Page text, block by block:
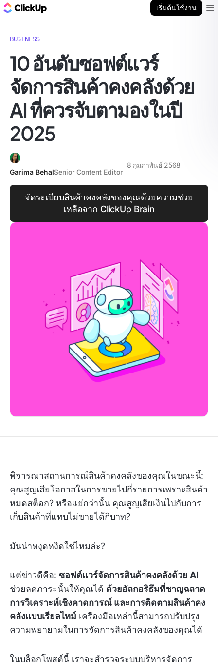
เริ่มต้นใช้งาน
BUSINESS
10 อันดับซอฟต์แวร์
จัดการสินค้าคงคลังด้วย
AI ที่ควรจับตามองในปี
2025
Garima BehalSenior Content Editor
8 กุมภาพันธ์ 2568
จัดระเบียบสินค้าคงคลังของคุณด้วยความช่วย
เหลือจาก ClickUp Brain
พิจารณาสถานการณ์สินค้าคงคลังของคุณในขณะนี้:
คุณสูญเสียโอกาสในการขายไปกี่รายการเพราะสินค้า
หมดสต็อก? หรือแย่กว่านั้น คุณสูญเสียเงินไปกับการ
เก็บสินค้าที่แทบไม่ขายได้กี่บาท?
มันน่าหงุดหงิดใช่ไหมล่ะ?
แต่ข่าวดีคือ: ซอฟต์แวร์จัดการสินค้าคงคลังด้วย AI
ช่วยลดภาระนั้นให้คุณได้ ด้วยอัลกอริธึมที่ชาญฉลาด
การวิเคราะห์เชิงคาดการณ์ และการติดตามสินค้าคง
คลังแบบเรียลไทม์ เครื่องมือเหล่านี้สามารถปรับปรุง
ความพยายามในการจัดการสินค้าคงคลังของคุณได้
ในบล็อกโพสต์นี้ เราจะสำรวจระบบบริหารจัดการ